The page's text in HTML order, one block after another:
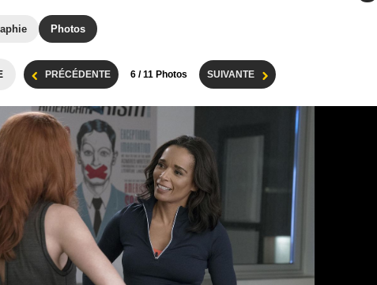
Photos
PRÉCÉDENTE 6 / 11 Photos SUIVANTE